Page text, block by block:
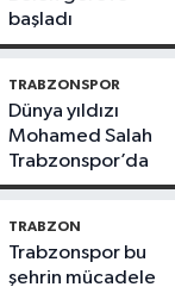
başladı
TRABZONSPOR
Dünya yıldızı
Mohamed Salah
Trabzonspor’da
TRABZON
Trabzonspor bu
şehrin mücadele